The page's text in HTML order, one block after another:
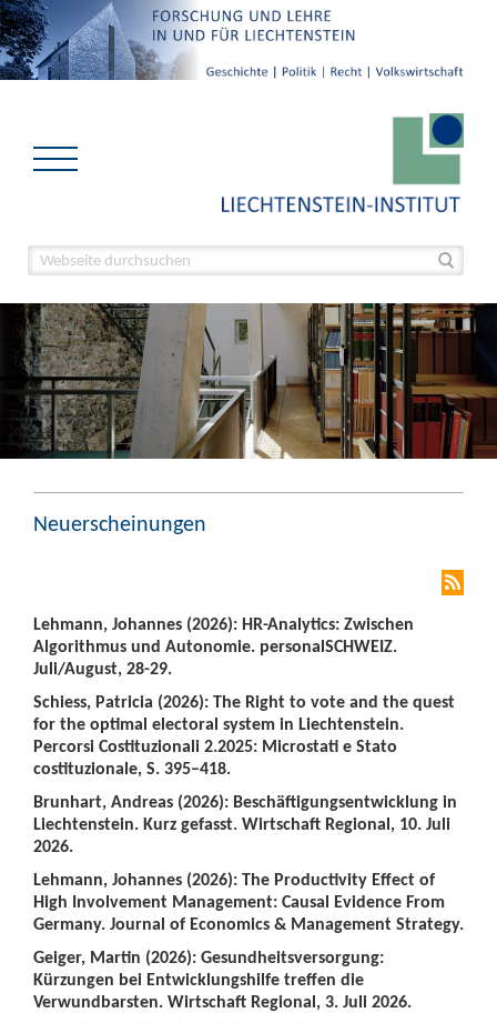
Neuerscheinungen
Lehmann, Johannes (2026): HR-Analytics: Zwischen
Algorithmus und Autonomie. personalSCHWEIZ.
Juli/August, 28-29.
Schiess, Patricia (2026): The Right to vote and the quest
for the optimal electoral system in Liechtenstein.
Percorsi Costituzionali 2.2025: Microstati e Stato
costituzionale, S. 395–418.
Brunhart, Andreas (2026): Beschäftigungsentwicklung in
Liechtenstein. Kurz gefasst. Wirtschaft Regional, 10. Juli
2026.
Lehmann, Johannes (2026): The Productivity Effect of
High Involvement Management: Causal Evidence From
Germany. Journal of Economics & Management Strategy.
Geiger, Martin (2026): Gesundheitsversorgung:
Kürzungen bei Entwicklungshilfe treffen die
Verwundbarsten. Wirtschaft Regional, 3. Juli 2026.